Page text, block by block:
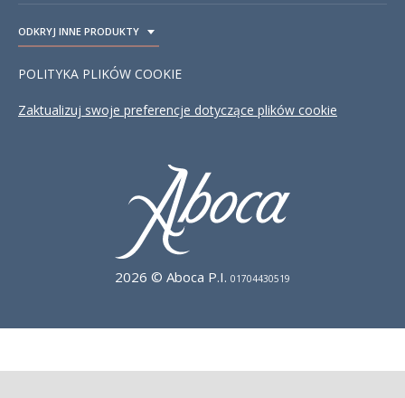
ODKRYJ INNE PRODUKTY
POLITYKA PLIKÓW COOKIE
Zaktualizuj swoje preferencje dotyczące plików cookie
2026 © Aboca P.I. 01704430519